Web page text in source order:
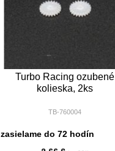
Turbo Racing ozubené
kolieska, 2ks
TB-760004
zasielame do 72 hodín